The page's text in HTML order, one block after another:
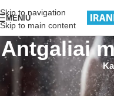
Skip to navigation
Skip to main content
MENIU
Antgaliai
Pradžia Įrankiai medžio
Rodomi visi rezultatai: 5